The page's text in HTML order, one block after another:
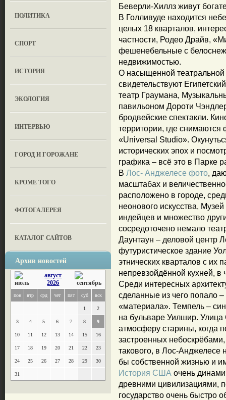
ПОЛИТИКА
СПОРТ
ИСТОРИЯ
ЭКОЛОГИЯ
ИНТЕРВЬЮ
ГОРОД И ГОРОЖАНЕ
КРОМЕ ТОГО
ФОТОГАЛЕРЕЯ
КАТАЛОГ САЙТОВ
Архив новостей
август
2026
пон втр срд чет пят суб вск
1 2
3 4 5 6 7 8 9
10 11 12 13 14 15 16
17 18 19 20 21 22 23
24 25 26 27 28 29 30
31
Беверли-Хиллз живут
В Голливуде находится
целых 18 кварталов,
частности, Родео Драйв,
фешенебельные с
недвижимостью.
О насыщенной
свидетельствуют
театр Граумана,
павильоном Дороти
бродвейские спектакли.
территории, где
«Universal Studio».
исторических эпох и
графика – всё это в Парке
В Лос- Анджелесе фото,
масштабах и
расположено в городе,
неонового искусства,
индейцев и множество
сосредоточено немало
Даунтаун – деловой центр
футуристическое здание
этнических кварталов с их
непревзойдённой кухней, в
Среди интересных
сделанные из чего попало –
«материала». Темпель –
на бульваре Уилшир. Улица
атмосферу старины, когда
застроенных
такового, в Лос-Анджелесе
бы собственной жизнью и
История США очень
древними цивилизациями,
государство очень быстро